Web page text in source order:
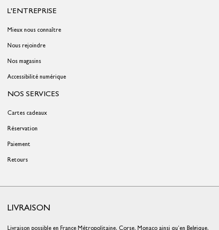
L'ENTREPRISE
Mieux nous connaître
Nous rejoindre
Nos magasins
Accessibilité numérique
NOS SERVICES
Cartes cadeaux
Réservation
Paiement
Retours
LIVRAISON
Livraison possible en France Métropolitaine, Corse, Monaco ainsi qu’en Belgique,